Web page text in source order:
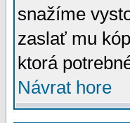
snažíme
zaslať mu
ktorá
Návrat hore